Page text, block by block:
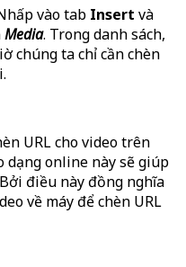
vào tab Insert và
Media. Trong danh sách,
chúng ta chỉ cần chèn
URL cho video trên
dạng online này sẽ giúp
điều này đồng nghĩa
về máy để chèn URL